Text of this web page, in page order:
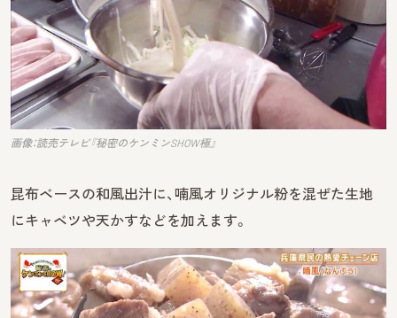
画像：読売テレビ『秘密のケンミンSHOW極』
昆布ベースの和風出汁に、喃風オリジナル粉を混ぜた生地
にキャベツや天かすなどを加えます。